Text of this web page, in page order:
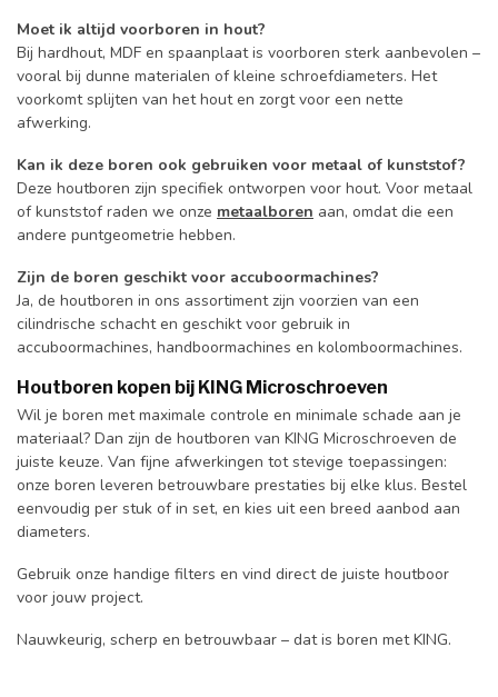
Moet ik altijd voorboren in hout?
Bij hardhout, MDF en spaanplaat is voorboren sterk aanbevolen –
vooral bij dunne materialen of kleine schroefdiameters. Het
voorkomt splijten van het hout en zorgt voor een nette
afwerking.
Kan ik deze boren ook gebruiken voor metaal of kunststof?
Deze houtboren zijn specifiek ontworpen voor hout. Voor metaal
of kunststof raden we onze metaalboren aan, omdat die een
andere puntgeometrie hebben.
Zijn de boren geschikt voor accuboormachines?
Ja, de houtboren in ons assortiment zijn voorzien van een
cilindrische schacht en geschikt voor gebruik in
accuboormachines, handboormachines en kolomboormachines.
Houtboren kopen bij KING Microschroeven
Wil je boren met maximale controle en minimale schade aan je
materiaal? Dan zijn de houtboren van KING Microschroeven de
juiste keuze. Van fijne afwerkingen tot stevige toepassingen:
onze boren leveren betrouwbare prestaties bij elke klus. Bestel
eenvoudig per stuk of in set, en kies uit een breed aanbod aan
diameters.
Gebruik onze handige filters en vind direct de juiste houtboor
voor jouw project.
Nauwkeurig, scherp en betrouwbaar – dat is boren met KING.